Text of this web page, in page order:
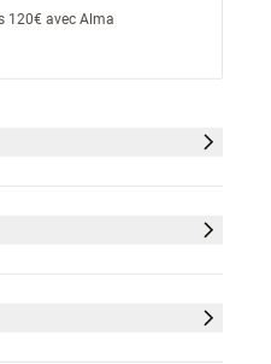
120€ avec Alma